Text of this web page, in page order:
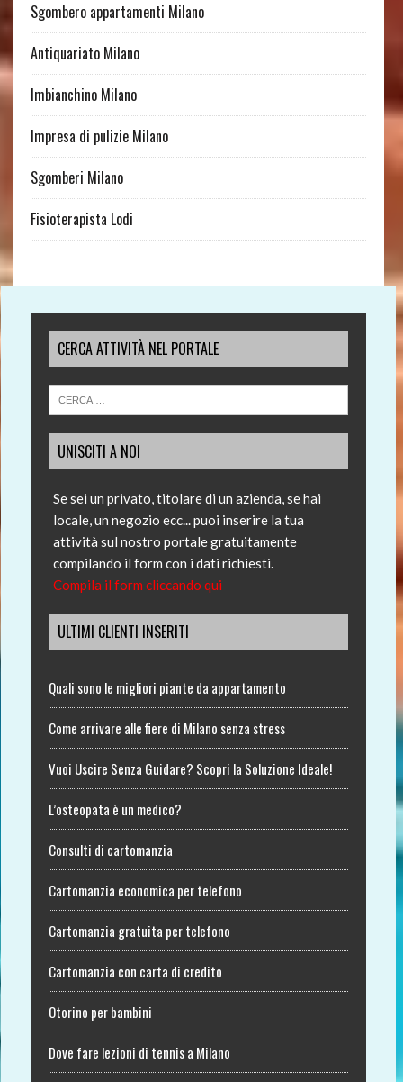
Sgombero appartamenti Milano
Antiquariato Milano
Imbianchino Milano
Impresa di pulizie Milano
Sgomberi Milano
Fisioterapista Lodi
CERCA ATTIVITÀ NEL PORTALE
UNISCITI A NOI
Se sei un privato, titolare di un azienda, se hai
locale, un negozio ecc... puoi inserire la tua
attività sul nostro portale gratuitamente
compilando il form con i dati richiesti.
Compila il form cliccando qui
ULTIMI CLIENTI INSERITI
Quali sono le migliori piante da appartamento
Come arrivare alle fiere di Milano senza stress
Vuoi Uscire Senza Guidare? Scopri la Soluzione Ideale!
L’osteopata è un medico?
Consulti di cartomanzia
Cartomanzia economica per telefono
Cartomanzia gratuita per telefono
Cartomanzia con carta di credito
Otorino per bambini
Dove fare lezioni di tennis a Milano